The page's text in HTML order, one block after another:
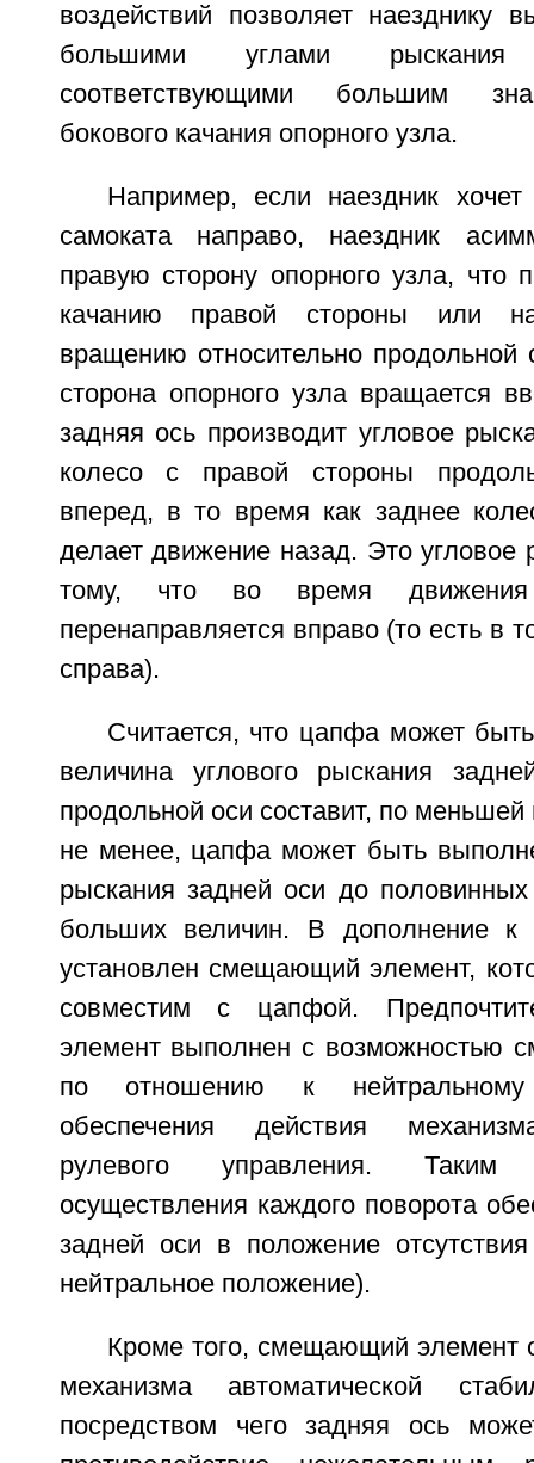
воздействий позволяет наезднику
большими углами
соответствующими большим
бокового качания опорного узла.
Например, если наездник
самоката направо, наездник
правую сторону опорного узла, что
качанию правой стороны или
вращению относительно продольной
сторона опорного узла вращается
задняя ось производит угловое
колесо с правой стороны
вперед, в то время как заднее
делает движение назад. Это угловое
тому, что во время движения
перенаправляется вправо (то есть в
справа).
Считается, что цапфа может
величина углового рыскания
продольной оси составит, по
не менее, цапфа может быть
рыскания задней оси до
больших величин. В дополнение
установлен смещающий элемент,
совместим с цапфой.
элемент выполнен с возможностью
по отношению к
обеспечения действия
рулевого управления.
осуществления каждого поворота
задней оси в положение
нейтральное положение).
Кроме того, смещающий элемент
механизма автоматической
посредством чего задняя ось